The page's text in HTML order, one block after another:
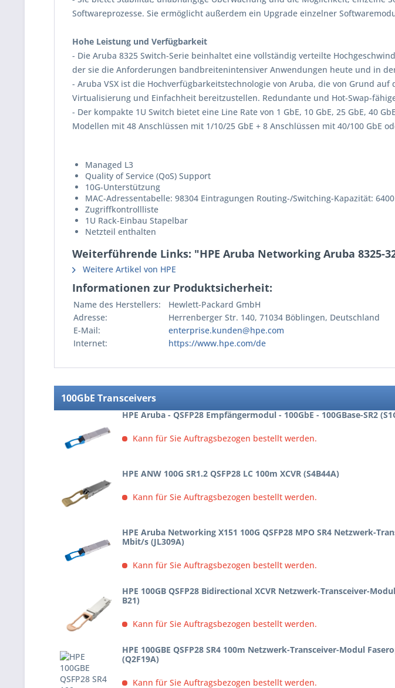
Softwareprozesse. Sie ermöglicht außerdem ein Upgrade einzelner
Hohe Leistung und Verfügbarkeit
- Die Aruba 8325 Switch-Serie beinhaltet eine vollständig verteilte
der sie die Anforderungen bandbreitenintensiver Anwendungen heute und in
- Aruba VSX ist die Hochverfügbarkeitstechnologie von Aruba, die von Grund
Virtualisierung und Einfachheit bereitzustellen. Redundante und Hot-Swap-
- Der kompakte 1U Switch bietet eine Line Rate von 1 GbE, 10 GbE, 25 GbE, 40
Modellen mit 48 Anschlüssen mit 1/10/25 GbE + 8 Anschlüssen mit 40/100 GbE
Managed L3
Quality of Service (QoS) Support
10G-Unterstützung
MAC-Adressentabelle: 98304 Eintragungen Routing-/Switching-Kapazität:
Zugriffkontrollliste
1U Rack-Einbau Stapelbar
Netzteil enthalten
Weiterführende Links: "HPE Aruba Networking Aruba 8325-
Weitere Artikel von HPE
Informationen zur Produktsicherheit:
Name des Herstellers:
Hewlett-Packard GmbH
Adresse:
Herrenberger Str. 140, 71034 Böblingen, Deutschland
E-Mail:
enterprise.kunden@hpe.com
Internet:
https://www.hpe.com/de
100GbE Transceivers
HPE Aruba - QSFP28 Empfängermodul - 100GbE - 100GBase-SR2
Kann für Sie Auftragsbezogen bestellt werden.
HPE ANW 100G SR1.2 QSFP28 LC 100m XCVR (S4B44A)
Kann für Sie Auftragsbezogen bestellt werden.
HPE Aruba Networking X151 100G QSFP28 MPO SR4 Netzwerk-
Mbit/s (JL309A)
Kann für Sie Auftragsbezogen bestellt werden.
HPE 100GB QSFP28 Bidirectional XCVR Netzwerk-Transceiver-
B21)
Kann für Sie Auftragsbezogen bestellt werden.
HPE 100GBE QSFP28 SR4 100m Netzwerk-Transceiver-Modul
(Q2F19A)
Kann für Sie Auftragsbezogen bestellt werden.